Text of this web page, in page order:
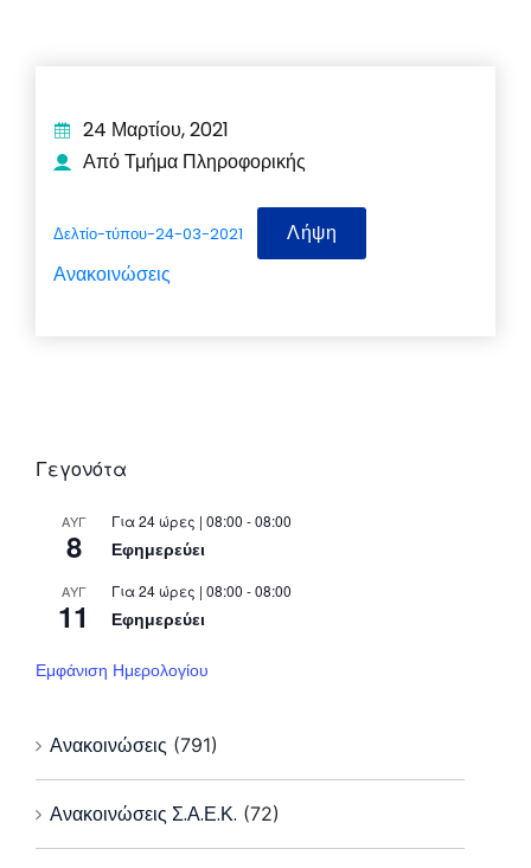
24 Μαρτίου, 2021
Από Τμήμα Πληροφορικής
Δελτίο-τύπου-24-03-2021
Λήψη
Ανακοινώσεις
Γεγονότα
ΑΥΓ
8
Για 24 ώρες | 08:00 - 08:00
Εφημερεύει
ΑΥΓ
11
Για 24 ώρες | 08:00 - 08:00
Εφημερεύει
Εμφάνιση Ημερολογίου
Ανακοινώσεις (791)
Ανακοινώσεις Σ.Α.Ε.Κ. (72)